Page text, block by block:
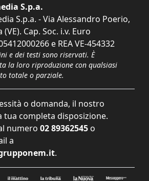
S.p.a.
S.p.a. - Via Alessandro Poerio,
Cap. Soc. i.v. Euro
e REA VE-454332
e dei testi sono riservati. È
la loro riproduzione con qualsiasi
totale o parziale.
o domanda, il nostro
tua completa disposizione.
numero 02 89362545 o
a
.